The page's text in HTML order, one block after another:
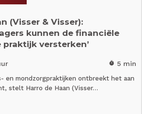
(Visser & Visser):
kunnen de financiële
praktijk versterken’
timer 5 min
en mondzorgpraktijken ontbreekt het aan
stelt Harro de Haan (Visser…